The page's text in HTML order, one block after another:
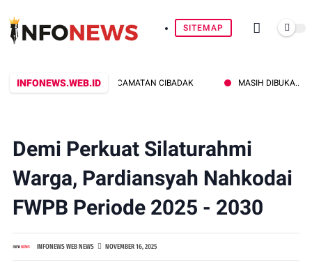
SITEMAP
INFONEWS.WEB.ID
SATPOL PP KECAMATAN CIBADAK MASIH DIBUKA..!!!
Demi Perkuat Silaturahmi
Warga, Pardiansyah Nahkodai
FWPB Periode 2025 - 2030
INFONEWS WEB NEWS NOVEMBER 16, 2025